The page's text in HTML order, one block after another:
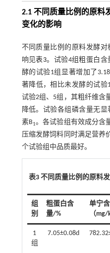
2.1 不同质量比例的原料
变化的影响
不同质量比例的原料发酵
响见表3。试验4组粗蛋白含
酵的试验1组显著增加了
著降低，相比未发酵的试验
试验2组、5组，其粗纤维含
降低。试验各组磷含量无
素B1。各试验组有效成分含
压缩发酵饲料同时满足营养
个试验组中品质最好。
表3 不同质量比例的原料
组
别
粗蛋白含
量/%
单宁
（mg/
1
组
7.05±0.08d